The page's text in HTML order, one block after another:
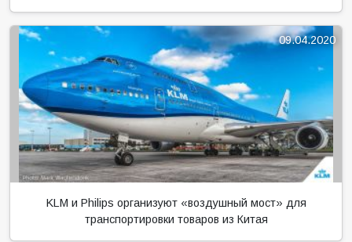
09.04.2020
KLM и Philips организуют «воздушный мост» для
транспортировки товаров из Китая